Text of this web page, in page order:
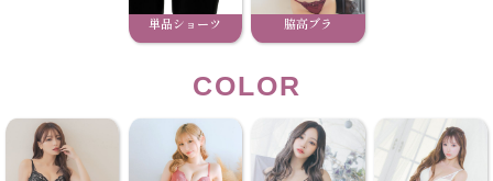
単品ショーツ 脇高ブラ
COLOR